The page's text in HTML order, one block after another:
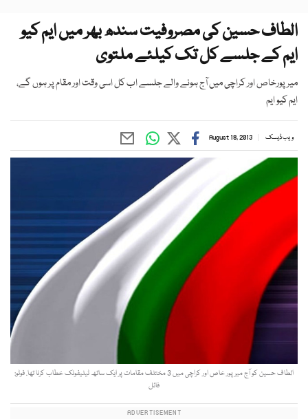
الطاف حسین کی مصروفیت سندھ بھر میں ایم کیو
ایم کے جلسے کل تک کیلئے ملتوی
میرپورخاص اور کراچی میں آج ہونے والے جلسے اب کل اسی وقت اور مقام پر ہوں گے،
ایم کیو ایم
ویب ڈیسک August 18, 2013
الطاف حسین کو آج میرپور خاص اور کراچی میں 3 مختلف مقامات پر ایک ساتھ ٹیلیفونک خطاب کرنا تھا. فوٹو:
فائل